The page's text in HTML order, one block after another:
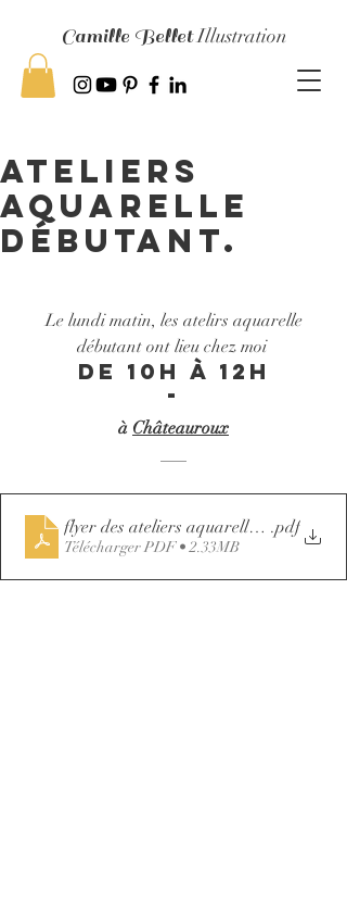
Camille BelletIllustration
Ateliers
aquarelle
débutant.
Le lundi matin, les atelirs aquarelle
débutant ont lieu chez moi
de 10h à 12h
-
à Châteauroux
flyer des ateliers aquarelle Camille Bellet
.pdf
Télécharger PDF • 2.33MB